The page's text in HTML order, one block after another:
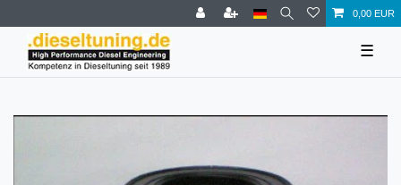
0,00 EUR
☰